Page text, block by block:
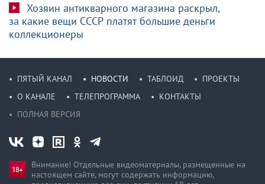
Хозяин антикварного магазина раскрыл,
за какие вещи СССР платят большие деньги
коллекционеры
ПЯТЫЙ КАНАЛ НОВОСТИ ТАБЛОИД
ПРОЕКТЫ
О КАНАЛЕ
ТЕЛЕПРОГРАММА
КОНТАКТЫ
ПОЛНАЯ ВЕРСИЯ
Внимание! Отдельные видеоматериалы, размещенные на
настоящем сайте, могут содержать информацию,